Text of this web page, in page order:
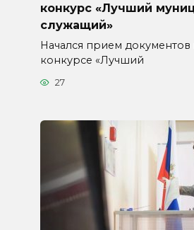
конкурс «Лучший
служащий»
Начался прием документов
конкурсе «Лучший
27